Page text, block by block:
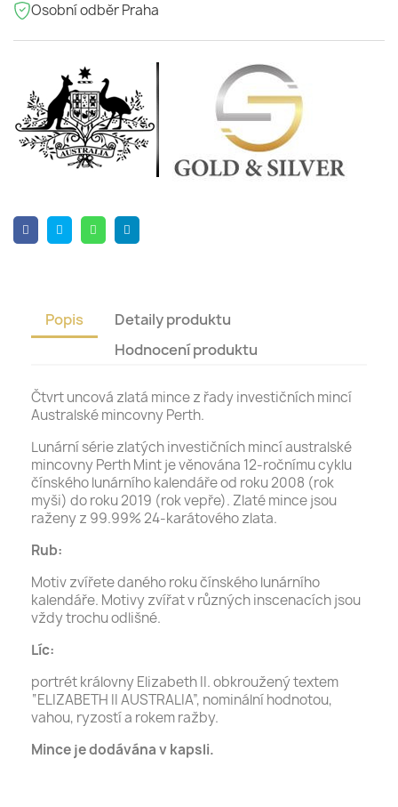
Osobní odběr Praha
Popis
Detaily produktu
Hodnocení produktu
Čtvrt uncová zlatá mince z řady investičních mincí
Australské mincovny Perth.
Lunární série zlatých investičních mincí australské
mincovny Perth Mint je věnována 12-ročnímu cyklu
čínského lunárního kalendáře od roku 2008 (rok
myši) do roku 2019 (rok vepře). Zlaté mince jsou
raženy z 99.99% 24-karátového zlata.
Rub:
Motiv zvířete daného roku čínského lunárního
kalendáře. Motivy zvířat v různých inscenacích jsou
vždy trochu odlišné.
Líc:
portrét královny Elizabeth II. obkroužený textem
“ELIZABETH II AUSTRALIA”, nominální hodnotou,
vahou, ryzostí a rokem ražby.
Mince je dodávána v kapsli.